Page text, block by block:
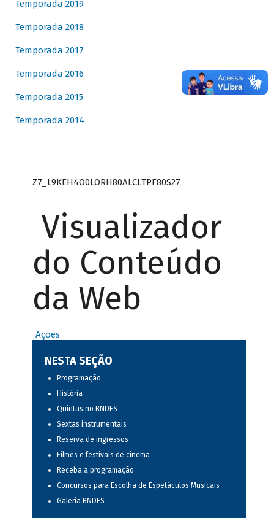
Temporada 2019
Temporada 2018
Temporada 2017
Temporada 2016
Temporada 2015
Temporada 2014
Z7_L9KEH4O0LORH80ALCLTPF80S27
Visualizador
do Conteúdo
da Web
Ações
NESTA SEÇÃO
Programação
História
Quintas no BNDES
Sextas instrumentais
Reserva de ingressos
Filmes e festivais de cinema
Receba a programação
Concursos para Escolha de Espetáculos Musicais
Galeria BNDES